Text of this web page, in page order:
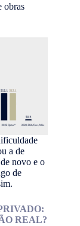
obras
a de
novo e o
de
REAL?